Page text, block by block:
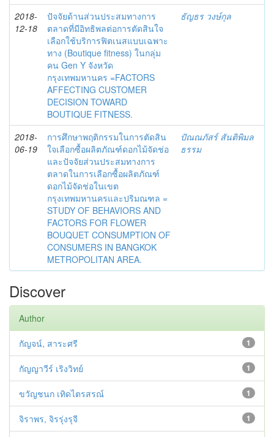
2018-
12-18
ปัจจัยด้านส่วนประสมทางการ
ตลาดที่มีอิทธิพลต่อการตัดสินใจ
เลือกใช้บริการฟิตเนสแบบเฉพาะ
ทาง (Boutique fitness) ในกลุ่ม
คน Gen Y จังหวัด
กรุงเทพมหานคร =FACTORS
AFFECTING CUSTOMER
DECISION TOWARD
BOUTIQUE FITNESS.
ธัญธร วงษ์กุล
2018-
06-19
การศึกษาพฤติกรรมในการตัดสิน
ใจเลือกซื้อผลิตภัณฑ์ดอกไม้จัดช่อ
และปัจจัยส่วนประสมทางการ
ตลาดในการเลือกซื้อผลิตภัณฑ์
ดอกไม้จัดช่อในเขต
กรุงเทพมหานครและปริมณฑล =
STUDY OF BEHAVIORS AND
FACTORS FOR FLOWER
BOUQUET CONSUMPTION OF
CONSUMERS IN BANGKOK
METROPOLITAN AREA.
ปัณณภัสร์ สันติพิมล
ธรรม
Discover
Author
1
กัญจน์, สาระศรี
1
กัญญาวีร์ เริงวิทย์
1
ขวัญชนก เทิดไตรสรณ์
1
จิราพร, จิรรุ่งรุจี